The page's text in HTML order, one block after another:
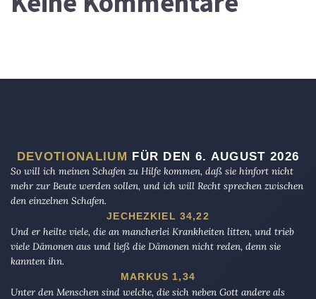
DEVOTIONALIUM FÜR DEN 6. AUGUST 2026
So will ich meinen Schafen zu Hilfe kommen, daß sie hinfort nicht
mehr zur Beute werden sollen, und ich will Recht sprechen zwischen
den einzelnen Schafen.
JECHEZKIEL 34,22
Und er heilte viele, die an mancherlei Krankheiten litten, und trieb
viele Dämonen aus und ließ die Dämonen nicht reden, denn sie
kannten ihn.
MARKUS 1,34
Unter den Menschen sind welche, die sich neben Gott andere als